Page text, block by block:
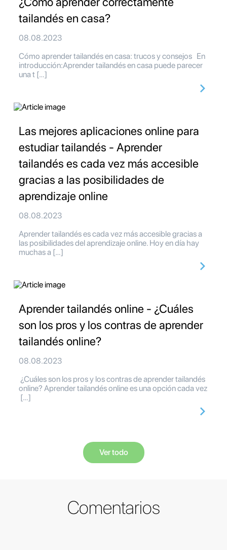
tailandés en casa?
08.08.2023
Cómo aprender tailandés en casa: trucos y consejos En
introducción:Aprender tailandés en casa puede parecer
una t […]
Las mejores aplicaciones online para
estudiar tailandés - Aprender
tailandés es cada vez más accesible
gracias a las posibilidades de
aprendizaje online
08.08.2023
Aprender tailandés es cada vez más accesible gracias a
las posibilidades del aprendizaje online. Hoy en día hay
muchas a […]
Aprender tailandés online - ¿Cuáles
son los pros y los contras de aprender
tailandés online?
08.08.2023
¿Cuáles son los pros y los contras de aprender tailandés
online? Aprender tailandés online es una opción cada vez
[…]
Ver todo
Comentarios